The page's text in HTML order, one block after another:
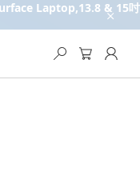
Laptop,13.8 & 15吋